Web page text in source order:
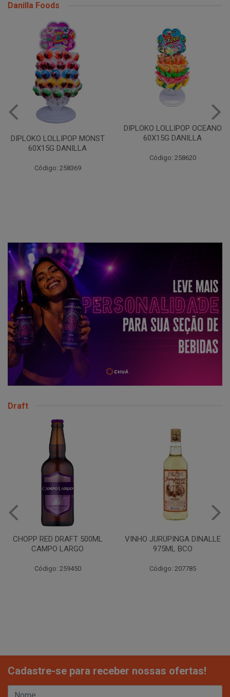
Danilla Foods
DIPLOKO LOLLIPOP MONST
60X15G DANILLA
Código: 258369
DIPLOKO LOLLIPOP OCEANO
60X15G DANILLA
Código: 258620
Draft
CHOPP RED DRAFT 500ML
CAMPO LARGO
Código: 259450
VINHO JURUPINGA DINALLE
975ML BCO
Código: 207785
Cadastre-se para receber nossas ofertas!